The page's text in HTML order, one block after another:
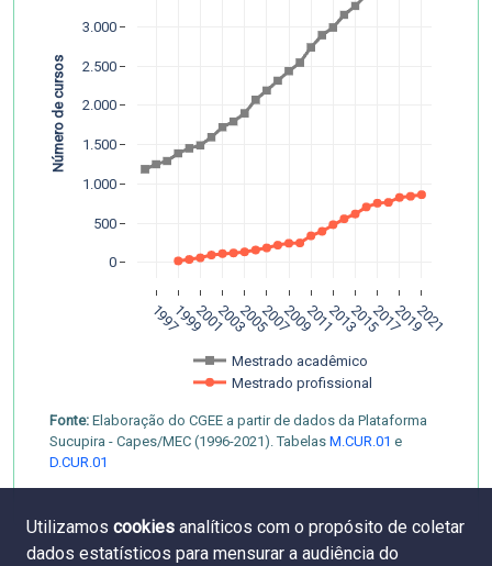
1997199920012003200520072009201120132015201720192021
0
500
1.000
1.500
2.000
2.500
3.000
Mestrado acadêmico
Mestrado profissional
Número de cursos
Fonte: Elaboração do CGEE a partir de dados da Plataforma
Sucupira - Capes/MEC (1996-2021). Tabelas M.CUR.01 e
D.CUR.01
Utilizamos cookies analíticos com o propósito de coletar
dados estatísticos para mensurar a audiência do